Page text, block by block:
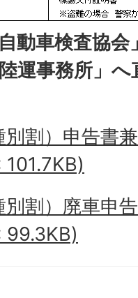
動車検査協会
運事務所」
割）申告書
割）廃車申
99.3KB)